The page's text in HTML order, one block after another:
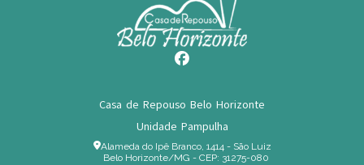
Casa de Repouso Belo Horizonte
Unidade Pampulha
Alameda do Ipê Branco, 1414 - São Luiz
Belo Horizonte/MG - CEP: 31275-080